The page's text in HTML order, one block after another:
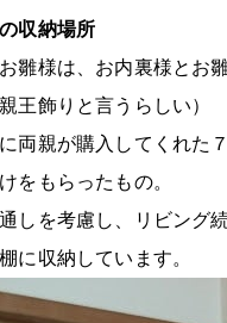
収納場所
雛様は、お内裏様とお
王飾りと言うらしい）
両親が購入してくれた
をもらったもの。
しを考慮し、リビング
に収納しています。